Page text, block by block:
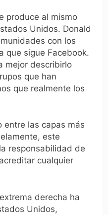
produce al mismo
Unidos. Donald
con los
que sigue Facebook.
mejor describirlo
que han
que realmente los
entre las capas más
este
responsabilidad de
cualquier
derecha ha
Unidos,